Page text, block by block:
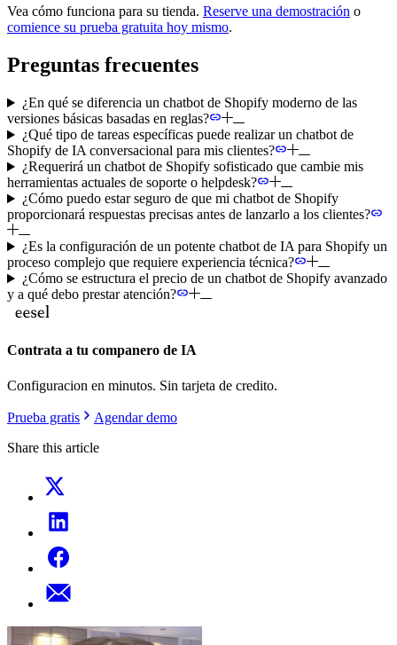
Vea cómo funciona para su tienda. Reserve una demostración o
comience su prueba gratuita hoy mismo.
Preguntas frecuentes
¿En qué se diferencia un chatbot de Shopify moderno de las
versiones básicas basadas en reglas?
¿Qué tipo de tareas específicas puede realizar un chatbot de
Shopify de IA conversacional para mis clientes?
¿Requerirá un chatbot de Shopify sofisticado que cambie mis
herramientas actuales de soporte o helpdesk?
¿Cómo puedo estar seguro de que mi chatbot de Shopify
proporcionará respuestas precisas antes de lanzarlo a los clientes?
¿Es la configuración de un potente chatbot de IA para Shopify un
proceso complejo que requiere experiencia técnica?
¿Cómo se estructura el precio de un chatbot de Shopify avanzado
y a qué debo prestar atención?
Contrata a tu companero de IA
Configuracion en minutos. Sin tarjeta de credito.
Prueba gratis
Agendar demo
Share this article